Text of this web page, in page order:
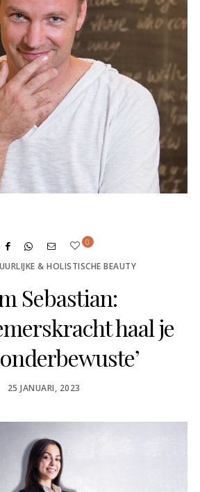
0
& HOLISTISCHE BEAUTY
Sebastian:
haal je
POSTED
25 JANUARI, 2023